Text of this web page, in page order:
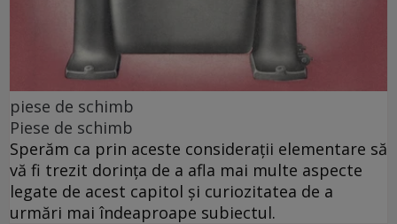
piese de schimb
Piese de schimb
Sperăm ca prin aceste considerații elementare să
vă fi trezit dorința de a afla mai multe aspecte
legate de acest capitol și curiozitatea de a
urmări mai îndeaproape subiectul.